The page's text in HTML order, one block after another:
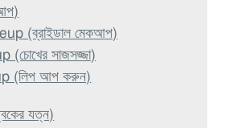
(ব্রাইডাল মেকআপ)
সাজসজ্জা)
(লিপ আপ করুন)
যত্ন)